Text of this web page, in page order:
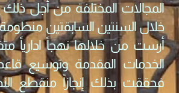
المجالات المختلفة من أجل ذلك
خلال السنتين السابقتين منظومة
أرست من خلالها نهجاً ادارياً
الخدمات المقدمة وتوسيع
فحققت بذلك إنجازاً منقطع